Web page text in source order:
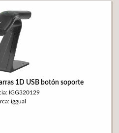
1D USB botón soporte
IGG320129
iggual